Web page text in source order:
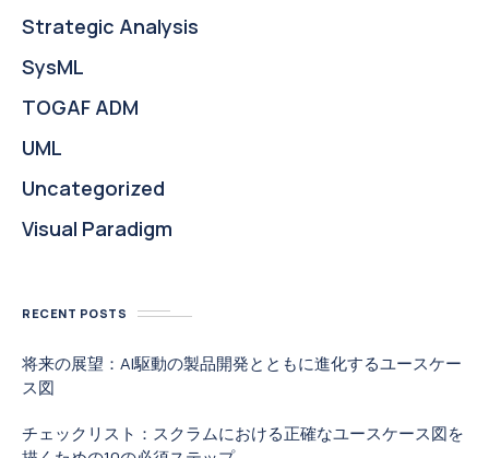
Strategic Analysis
SysML
TOGAF ADM
UML
Uncategorized
Visual Paradigm
RECENT POSTS
将来の展望：AI駆動の製品開発とともに進化するユースケー
ス図
チェックリスト：スクラムにおける正確なユースケース図を